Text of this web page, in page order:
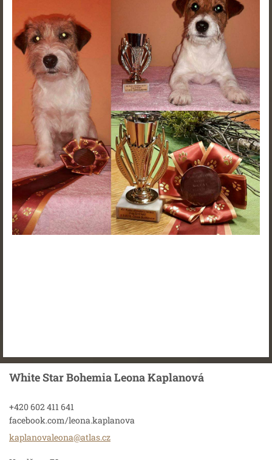
White Star Bohemia Leona Kaplanová
+420 602 411 641
facebook.com/leona.kaplanova
kaplanovaleona@atlas.cz